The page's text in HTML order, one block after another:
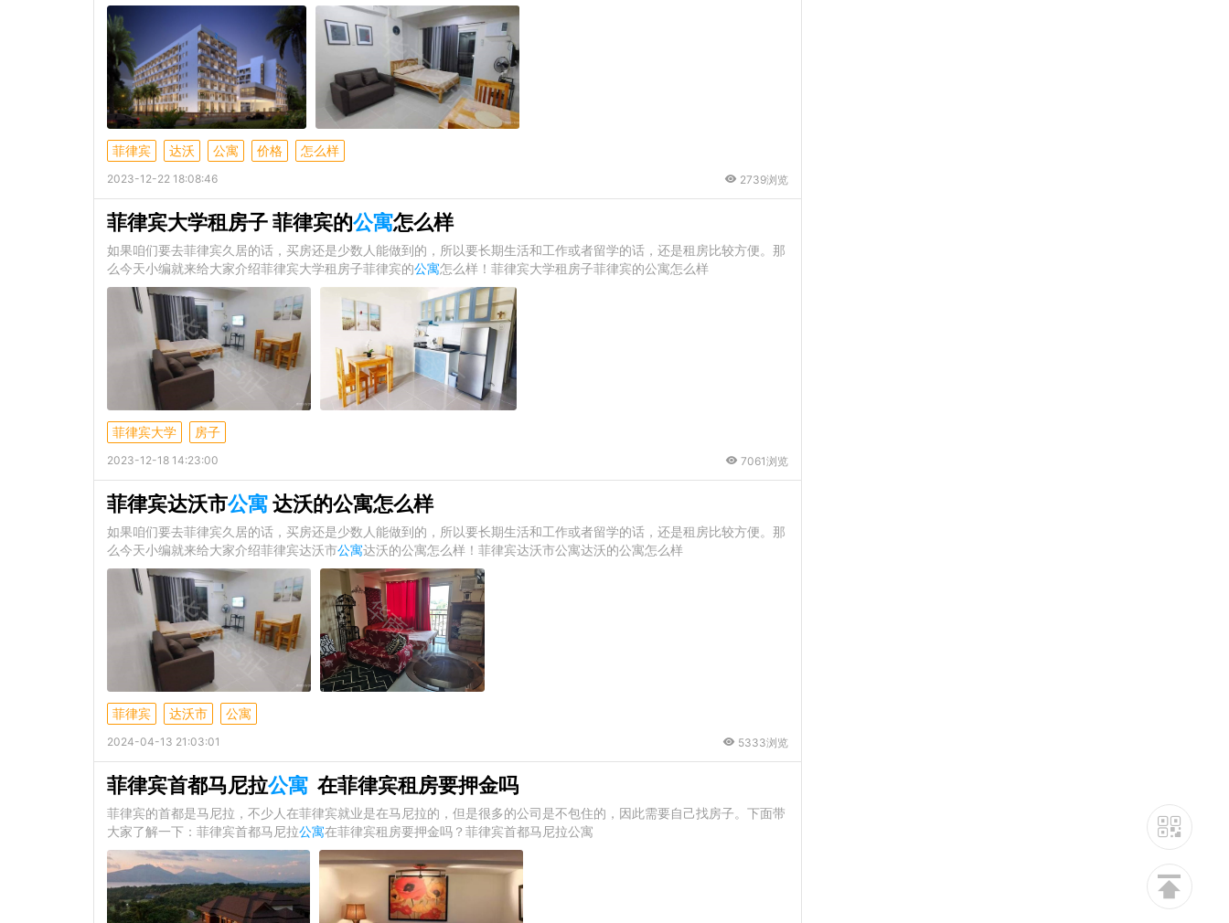
菲律宾 达沃 公寓 价格 怎么样
2023-12-22 18:08:46 2739浏览
菲律宾大学租房子 菲律宾的公寓怎么样
如果咱们要去菲律宾久居的话，买房还是少数人能做到的，所以要长期生活和工作或者留学的话，还是租房比较方便。那
么今天小编就来给大家介绍菲律宾大学租房子菲律宾的公寓怎么样！菲律宾大学租房子菲律宾的公寓怎么样
菲律宾大学 房子
2023-12-18 14:23:00 7061浏览
菲律宾达沃市公寓达沃的公寓怎么样
如果咱们要去菲律宾久居的话，买房还是少数人能做到的，所以要长期生活和工作或者留学的话，还是租房比较方便。那
么今天小编就来给大家介绍菲律宾达沃市公寓达沃的公寓怎么样！菲律宾达沃市公寓达沃的公寓怎么样
菲律宾 达沃市 公寓
2024-04-13 21:03:01 5333浏览
菲律宾首都马尼拉公寓 在菲律宾租房要押金吗
菲律宾的首都是马尼拉，不少人在菲律宾就业是在马尼拉的，但是很多的公司是不包住的，因此需要自己找房子。下面带
大家了解一下：菲律宾首都马尼拉公寓在菲律宾租房要押金吗？菲律宾首都马尼拉公寓